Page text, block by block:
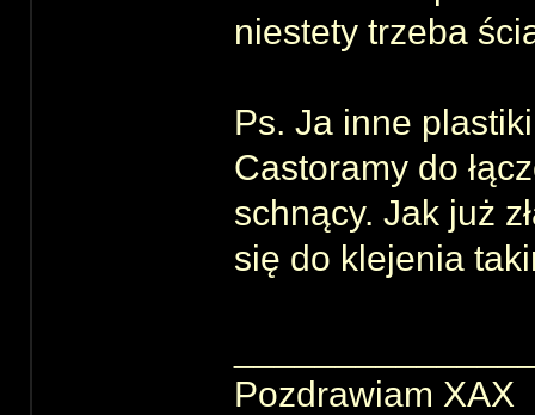
niestety trzeba
Ps. Ja inne
Castoramy do
schnący. Jak już
się do klejenia
Pozdrawiam XAX